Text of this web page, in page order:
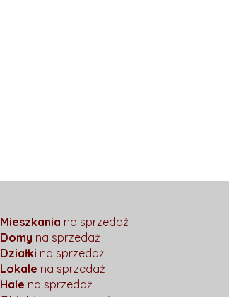
Mieszkania na sprzedaż
Domy na sprzedaż
Działki na sprzedaż
Lokale na sprzedaż
Hale na sprzedaż